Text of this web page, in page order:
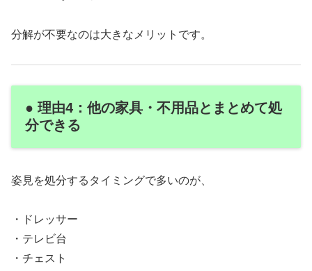
分解が不要なのは大きなメリットです。
● 理由4：他の家具・不用品とまとめて処
分できる
姿見を処分するタイミングで多いのが、
・ドレッサー
・テレビ台
・チェスト